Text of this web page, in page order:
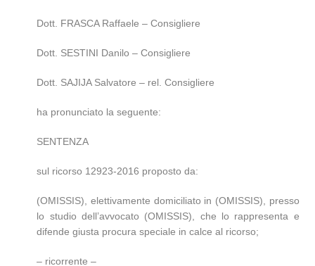
Dott. FRASCA Raffaele – Consigliere
Dott. SESTINI Danilo – Consigliere
Dott. SAJIJA Salvatore – rel. Consigliere
ha pronunciato la seguente:
SENTENZA
sul ricorso 12923-2016 proposto da:
(OMISSIS), elettivamente domiciliato in (OMISSIS), presso
lo studio dell’avvocato (OMISSIS), che lo rappresenta e
difende giusta procura speciale in calce al ricorso;
– ricorrente –